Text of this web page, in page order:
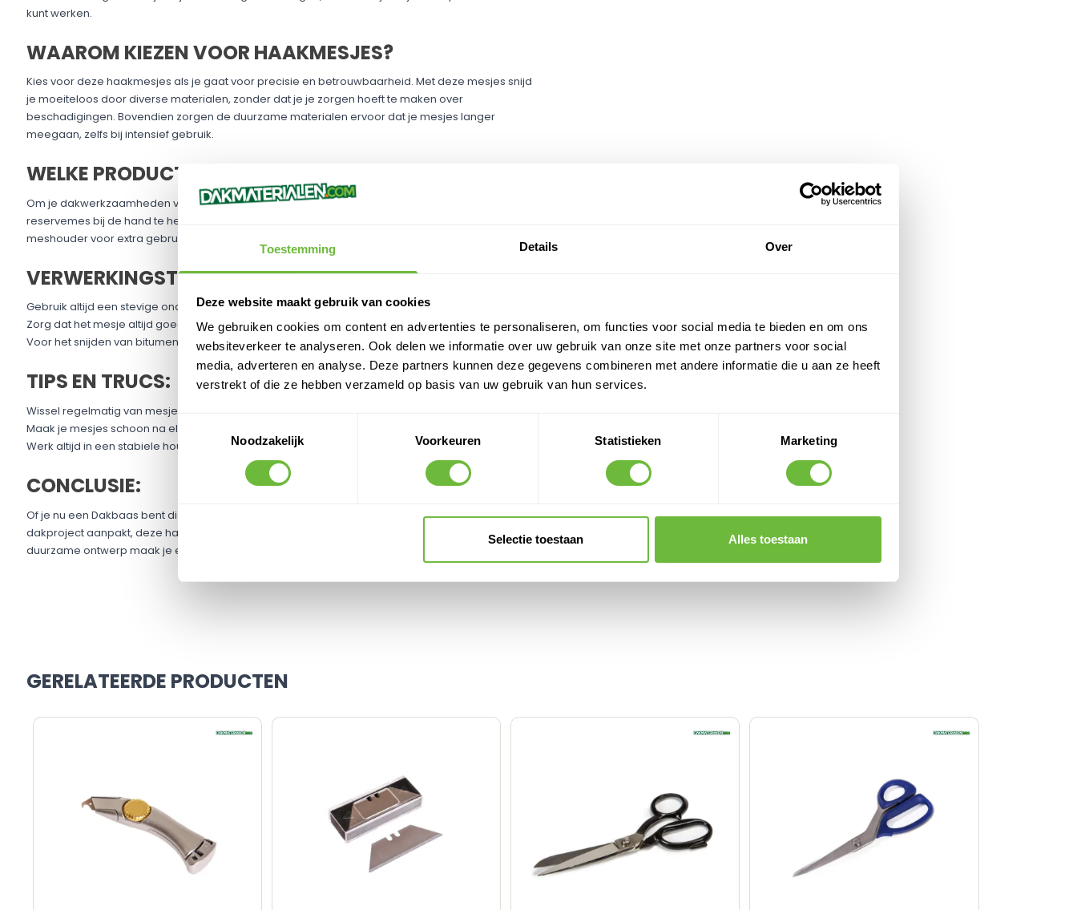
Toestemming Details Over
Deze website maakt gebruik van cookies
We gebruiken cookies om content en advertenties te personaliseren, om functies voor social media te bieden en om ons
websiteverkeer te analyseren. Ook delen we informatie over uw gebruik van onze site met onze partners voor social
media, adverteren en analyse. Deze partners kunnen deze gegevens combineren met andere informatie die u aan ze heeft
verstrekt of die ze hebben verzameld op basis van uw gebruik van hun services.
Noodzakelijk
Voorkeuren Statistieken Marketing
Selectie toestaan Alles toestaan
kunt werken.
WAAROM KIEZEN VOOR HAAKMESJES?
Kies voor deze haakmesjes als je gaat voor precisie en betrouwbaarheid. Met deze mesjes snijd
je moeiteloos door diverse materialen, zonder dat je je zorgen hoeft te maken over
beschadigingen. Bovendien zorgen de duurzame materialen ervoor dat je mesjes langer
meegaan, zelfs bij intensief gebruik.
WELKE PRODUCTEN HEB JE NOG MEER NODIG?
Om je dakwerkzaamheden volledig soepel te laten verlopen, raden we aan om altijd een scherp
reservemes bij de hand te hebben. Combineer deze haakmesjes met een ergonomisch
meshouder voor extra gebruiksgemak en veiligheid tijdens het snijden.
VERWERKINGSTIPS:
Gebruik altijd een stevige ondergrond om de scherpte van de mesjes te maximaliseren.
Zorg dat het mesje altijd goed vastzit in de houder om ongelukken te voorkomen.
Voor het snijden van bitumen: verwarm de dakbedekking lichtjes om soepelere sneden te maken.
TIPS EN TRUCS:
Wissel regelmatig van mesje om rafelige sneden te voorkomen.
Maak je mesjes schoon na elk gebruik om te zorgen dat ze langer scherp blijven.
Werk altijd in een stabiele houding en zorg dat je handen droog zijn om grip te behouden.
CONCLUSIE:
Of je nu een Dakbaas bent die al jaren in het vak zit of een doe-het-zelver die zijn eerste
dakproject aanpakt, deze haakmesjes zijn onmisbaar in je gereedschapskist. Met hun scherpe,
duurzame ontwerp maak je elke snede precies zoals je die wilt.
GERELATEERDE PRODUCTEN